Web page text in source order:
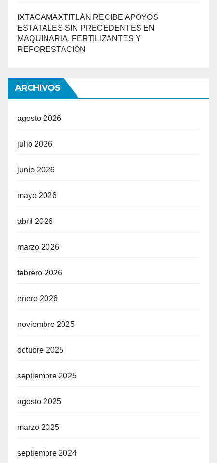
IXTACAMAXTITLÁN RECIBE APOYOS
ESTATALES SIN PRECEDENTES EN
MAQUINARIA, FERTILIZANTES Y
REFORESTACIÓN
ARCHIVOS
agosto 2026
julio 2026
junio 2026
mayo 2026
abril 2026
marzo 2026
febrero 2026
enero 2026
noviembre 2025
octubre 2025
septiembre 2025
agosto 2025
marzo 2025
septiembre 2024